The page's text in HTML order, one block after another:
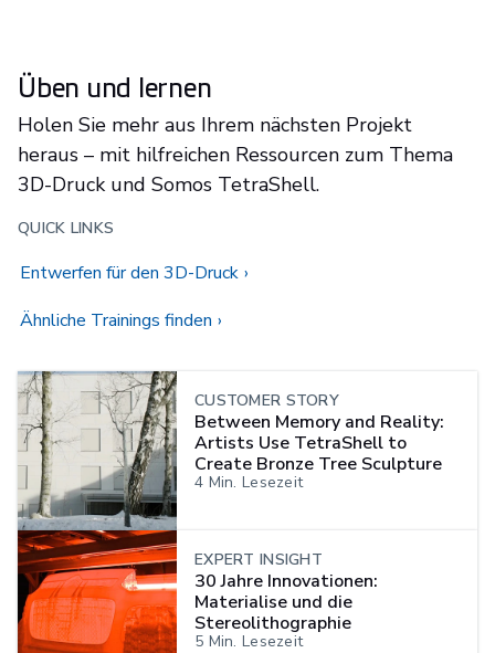
Üben und lernen
Holen Sie mehr aus Ihrem nächsten Projekt
heraus – mit hilfreichen Ressourcen zum Thema
3D-Druck und Somos TetraShell.
QUICK LINKS
Entwerfen für den 3D-Druck
Ähnliche Trainings finden
CUSTOMER STORY
Between Memory and Reality:
Artists Use TetraShell to
Create Bronze Tree Sculpture
4 Min. Lesezeit
EXPERT INSIGHT
30 Jahre Innovationen:
Materialise und die
Stereolithographie
5 Min. Lesezeit